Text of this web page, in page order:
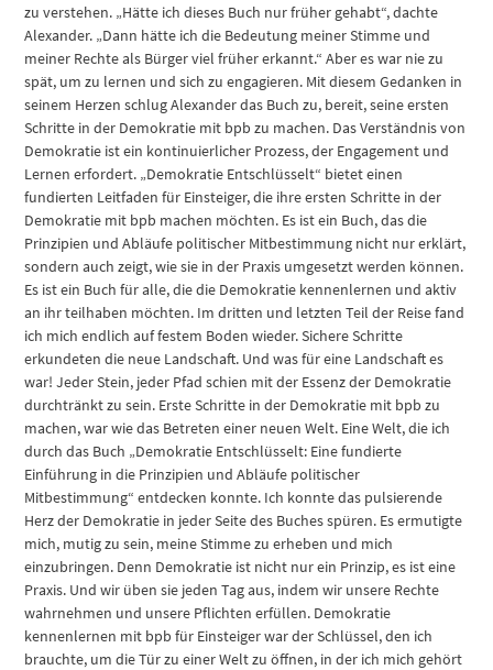
zu verstehen. „Hätte ich dieses Buch nur früher gehabt“, dachte
Alexander. „Dann hätte ich die Bedeutung meiner Stimme und
meiner Rechte als Bürger viel früher erkannt.“ Aber es war nie zu
spät, um zu lernen und sich zu engagieren. Mit diesem Gedanken in
seinem Herzen schlug Alexander das Buch zu, bereit, seine ersten
Schritte in der Demokratie mit bpb zu machen. Das Verständnis von
Demokratie ist ein kontinuierlicher Prozess, der Engagement und
Lernen erfordert. „Demokratie Entschlüsselt“ bietet einen
fundierten Leitfaden für Einsteiger, die ihre ersten Schritte in der
Demokratie mit bpb machen möchten. Es ist ein Buch, das die
Prinzipien und Abläufe politischer Mitbestimmung nicht nur erklärt,
sondern auch zeigt, wie sie in der Praxis umgesetzt werden können.
Es ist ein Buch für alle, die die Demokratie kennenlernen und aktiv
an ihr teilhaben möchten. Im dritten und letzten Teil der Reise fand
ich mich endlich auf festem Boden wieder. Sichere Schritte
erkundeten die neue Landschaft. Und was für eine Landschaft es
war! Jeder Stein, jeder Pfad schien mit der Essenz der Demokratie
durchtränkt zu sein. Erste Schritte in der Demokratie mit bpb zu
machen, war wie das Betreten einer neuen Welt. Eine Welt, die ich
durch das Buch „Demokratie Entschlüsselt: Eine fundierte
Einführung in die Prinzipien und Abläufe politischer
Mitbestimmung“ entdecken konnte. Ich konnte das pulsierende
Herz der Demokratie in jeder Seite des Buches spüren. Es ermutigte
mich, mutig zu sein, meine Stimme zu erheben und mich
einzubringen. Denn Demokratie ist nicht nur ein Prinzip, es ist eine
Praxis. Und wir üben sie jeden Tag aus, indem wir unsere Rechte
wahrnehmen und unsere Pflichten erfüllen. Demokratie
kennenlernen mit bpb für Einsteiger war der Schlüssel, den ich
brauchte, um die Tür zu einer Welt zu öffnen, in der ich mich gehört